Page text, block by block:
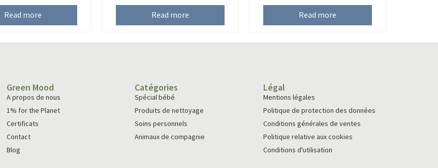
Read more
of
Read more
of
Read more
of
Green Mood
A propos de nous
1% for the Planet
Certificats
Contact
Blog
Catégories
Spécial bébé
Produits de nettoyage
Soins personnels
Animaux de compagnie
Légal
Mentions légales
Politique de protection des données
Conditions générales de ventes
Politique relative aux cookies
Conditions d'utilisation